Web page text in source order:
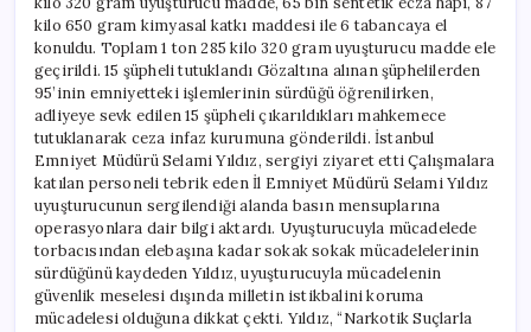
kilo 650 gram kimyasal katkı maddesi ile 6 tabancaya el
konuldu. Toplam 1 ton 285 kilo 320 gram uyuşturucu madde ele
geçirildi. 15 şüpheli tutuklandı Gözaltına alınan şüphelilerden
95’inin emniyetteki işlemlerinin sürdüğü öğrenilirken,
adliyeye sevk edilen 15 şüpheli çıkarıldıkları mahkemece
tutuklanarak ceza infaz kurumuna gönderildi. İstanbul
Emniyet Müdürü Selami Yıldız, sergiyi ziyaret etti Çalışmalara
katılan personeli tebrik eden İl Emniyet Müdürü Selami Yıldız
uyuşturucunun sergilendiği alanda basın mensuplarına
operasyonlara dair bilgi aktardı. Uyuşturucuyla mücadelede
torbacısından elebaşına kadar sokak sokak mücadelelerinin
sürdüğünü kaydeden Yıldız, uyuşturucuyla mücadelenin
güvenlik meselesi dışında milletin istikbalini koruma
mücadelesi olduğuna dikkat çekti. Yıldız, “Narkotik Suçlarla